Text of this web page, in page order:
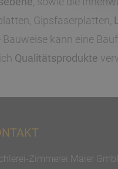
Gipsfaserplatten,
Bauweise kann eine
Qualitätsprodukte
Zimmerei Maier